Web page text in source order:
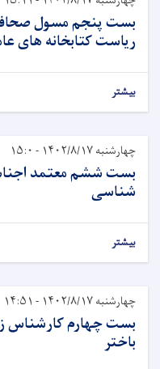
بست پنجم مسول
ریاست کتابخانه های
بیشتر
چهارشنبه ۱۴۰۲/۸/۱۷ - ۱۵:۰
بست ششم معتمد
شناسی
بیشتر
چهارشنبه ۱۴۰۲/۸/۱۷ - ۱۴:۵۱
بست چهارم کارشناس
باختر